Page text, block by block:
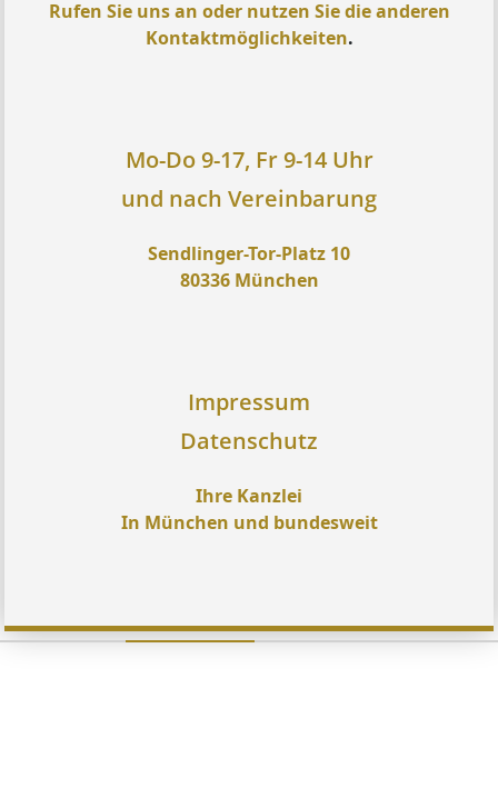
Rufen Sie uns an oder nutzen Sie die anderen
Kontaktmöglichkeiten.
Mo-Do 9-17, Fr 9-14 Uhr
und nach Vereinbarung
Sendlinger-Tor-Platz 10
80336 München
Impressum
Datenschutz
Ihre Kanzlei
In München und bundesweit